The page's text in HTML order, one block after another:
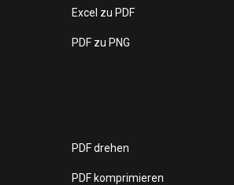
Excel zu PDF
PDF zu PNG
PDF drehen
PDF komprimieren